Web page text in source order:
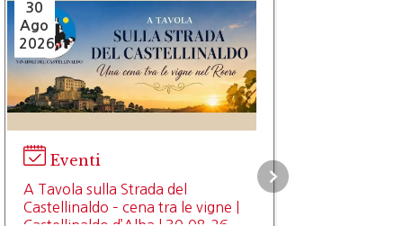
30
Ago
2026
Eventi
A Tavola sulla Strada del
Castellinaldo – cena tra le vigne |